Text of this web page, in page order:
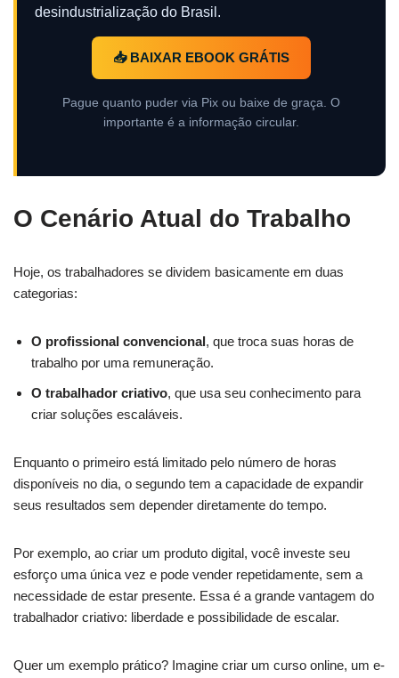
desindustrialização do Brasil.
📥 BAIXAR EBOOK GRÁTIS
Pague quanto puder via Pix ou baixe de graça. O
importante é a informação circular.
O Cenário Atual do Trabalho
Hoje, os trabalhadores se dividem basicamente em duas
categorias:
O profissional convencional, que troca suas horas de
trabalho por uma remuneração.
O trabalhador criativo, que usa seu conhecimento para
criar soluções escaláveis.
Enquanto o primeiro está limitado pelo número de horas
disponíveis no dia, o segundo tem a capacidade de expandir
seus resultados sem depender diretamente do tempo.
Por exemplo, ao criar um produto digital, você investe seu
esforço uma única vez e pode vender repetidamente, sem a
necessidade de estar presente. Essa é a grande vantagem do
trabalhador criativo: liberdade e possibilidade de escalar.
Quer um exemplo prático? Imagine criar um curso online, um e-